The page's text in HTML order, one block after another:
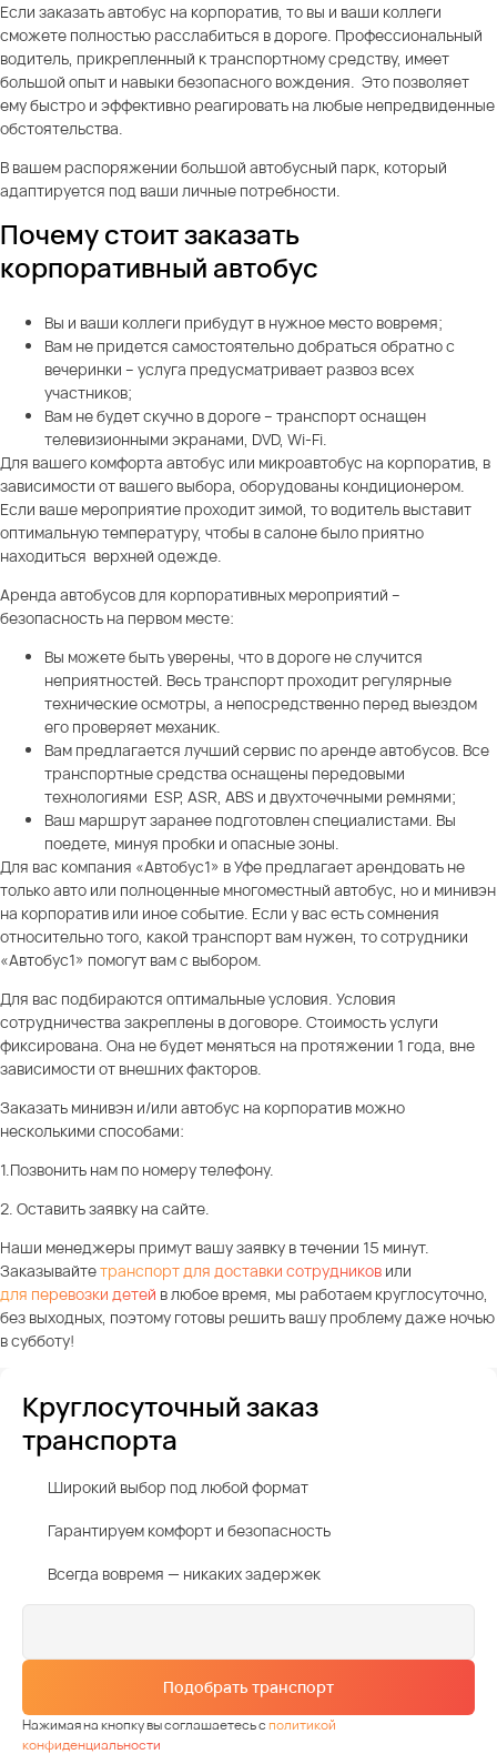
Если заказать автобус на корпоратив, то вы и ваши коллеги
сможете полностью расслабиться в дороге. Профессиональный
водитель, прикрепленный к транспортному средству, имеет
большой опыт и навыки безопасного вождения. Это позволяет
ему быстро и эффективно реагировать на любые непредвиденные
обстоятельства.
В вашем распоряжении большой автобусный парк, который
адаптируется под ваши личные потребности.
Почему стоит заказать
корпоративный автобус
Вы и ваши коллеги прибудут в нужное место вовремя;
Вам не придется самостоятельно добраться обратно с
вечеринки – услуга предусматривает развоз всех
участников;
Вам не будет скучно в дороге – транспорт оснащен
телевизионными экранами, DVD, Wi-Fi.
Для вашего комфорта автобус или микроавтобус на корпоратив, в
зависимости от вашего выбора, оборудованы кондиционером.
Если ваше мероприятие проходит зимой, то водитель выставит
оптимальную температуру, чтобы в салоне было приятно
находиться верхней одежде.
Аренда автобусов для корпоративных мероприятий –
безопасность на первом месте:
Вы можете быть уверены, что в дороге не случится
неприятностей. Весь транспорт проходит регулярные
технические осмотры, а непосредственно перед выездом
его проверяет механик.
Вам предлагается лучший сервис по аренде автобусов. Все
транспортные средства оснащены передовыми
технологиями ESP, ASR, ABS и двухточечными ремнями;
Ваш маршрут заранее подготовлен специалистами. Вы
поедете, минуя пробки и опасные зоны.
Для вас компания «Автобус1» в Уфе предлагает арендовать не
только авто или полноценные многоместный автобус, но и минивэн
на корпоратив или иное событие. Если у вас есть сомнения
относительно того, какой транспорт вам нужен, то сотрудники
«Автобус1» помогут вам с выбором.
Для вас подбираются оптимальные условия. Условия
сотрудничества закреплены в договоре. Стоимость услуги
фиксирована. Она не будет меняться на протяжении 1 года, вне
зависимости от внешних факторов.
Заказать минивэн и/или автобус на корпоратив можно
несколькими способами:
1.Позвонить нам по номеру телефону.
2. Оставить заявку на сайте.
Наши менеджеры примут вашу заявку в течении 15 минут.
Заказывайтетранспорт для доставки сотрудников или
для перевозки детей в любое время, мы работаем круглосуточно,
без выходных, поэтому готовы решить вашу проблему даже ночью
в субботу!
Круглосуточный заказ
транспорта
Широкий выбор под любой формат
Гарантируем комфорт и безопасность
Всегда вовремя — никаких задержек
Подобрать транспорт
Нажимая на кнопку вы соглашаетесь сполитикой
конфиденциальности